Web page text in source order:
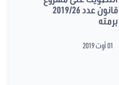
قانون عدد 2019/26
برمته
01 أوت 2019